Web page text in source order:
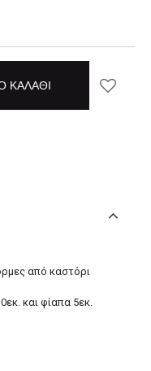
ΚΑΛΆΘΙ
από καστόρι
και φίαπα 5εκ.